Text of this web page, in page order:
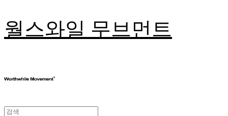
월스와일 무브먼트